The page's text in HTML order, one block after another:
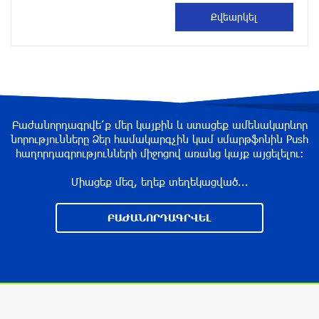
DIALOG Organization - Partner of the “Born in
Artsakh” Program
“Past”: A Publicly Funded Concert for the
Privileged Few?
about a year ago
With a Mission to Preserve Armenian Heritage:
AraratBank Sponsors the "Artsakh" Orchestra
Concert
Բաժանորդագրվե՛ք մեր կայքին և ստացեք ամենակարևոր
նորությունները Ձեր համակարգչին կամ սմարթֆոնին Push
հաղորդագրությունների միջոցով առանց կայք այցելելու։
Միացեք մեզ, եղեք տեղեկացված...
ԲԱԺԱՆՈՐԴԱԳՐՎԵԼ